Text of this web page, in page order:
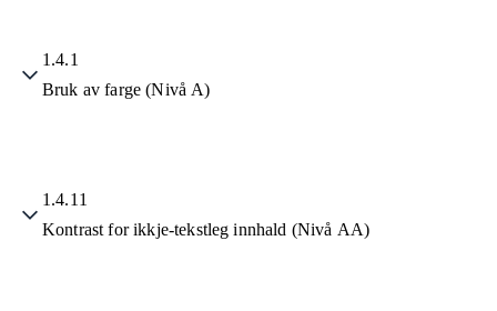
1.4.1
Bruk av farge (Nivå A)
1.4.11
Kontrast for ikkje-tekstleg innhald (Nivå AA)